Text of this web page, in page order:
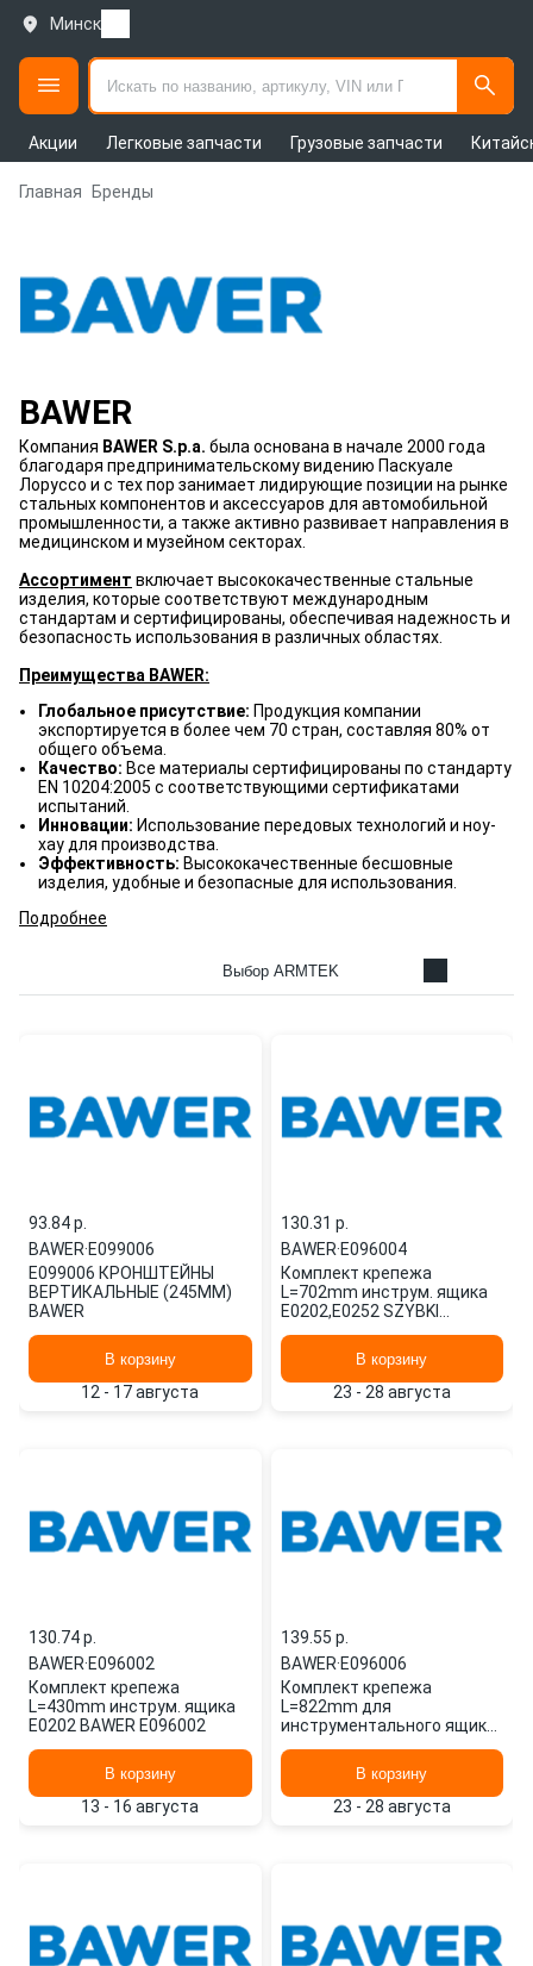
Минск
Акции Легковые запчасти Грузовые запчасти
Главная Бренды
BAWER
Компания BAWER S.p.a. была основана в начале 2000 года
благодаря предпринимательскому видению Паскуале
Лоруссо и с тех пор занимает лидирующие позиции на рынке
стальных компонентов и аксессуаров для автомобильной
промышленности, а также активно развивает направления в
медицинском и музейном секторах.
Ассортимент включает высококачественные стальные
изделия, которые соответствуют международным
стандартам и сертифицированы, обеспечивая надежность и
безопасность использования в различных областях.
Преимущества BAWER:
Глобальное присутствие: Продукция компании
экспортируется в более чем 70 стран, составляя 80% от
общего объема.
Качество: Все материалы сертифицированы по стандарту
EN 10204:2005 с соответствующими сертификатами
испытаний.
Инновации: Использование передовых технологий и ноу-
хау для производства.
Эффективность: Высококачественные бесшовные
изделия, удобные и безопасные для использования.
Подробнее
Выбор ARMTEK
93.84 p.
BAWER·E099006
E099006 КРОНШТЕЙНЫ
ВЕРТИКАЛЬНЫЕ (245ММ)
BAWER
В корзину
12 - 17 августа
130.31 p.
BAWER·E096004
Комплект крепежа
L=702mm инструм. ящика
E0202,E0252 SZYBKI
В корзину
23 - 28 августа
130.74 p.
BAWER·E096002
Комплект крепежа
L=430mm инструм. ящика
E0202 BAWER E096002
В корзину
13 - 16 августа
139.55 p.
BAWER·E096006
Комплект крепежа
L=822mm для
инструментального ящика
MONTAZ E096006 BAWER
В корзину
23 - 28 августа